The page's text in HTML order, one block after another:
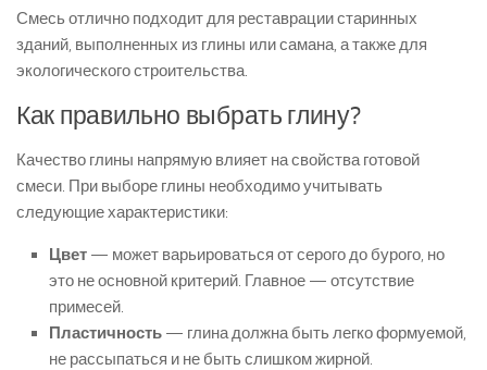
Смесь отлично подходит для реставрации старинных
зданий, выполненных из глины или самана, а также для
экологического строительства.
Как правильно выбрать глину?
Качество глины напрямую влияет на свойства готовой
смеси. При выборе глины необходимо учитывать
следующие характеристики:
Цвет — может варьироваться от серого до бурого, но
это не основной критерий. Главное — отсутствие
примесей.
Пластичность — глина должна быть легко формуемой,
не рассыпаться и не быть слишком жирной.